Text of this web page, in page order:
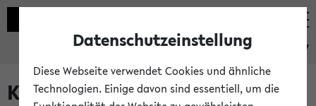
eKVV
Kombisuche im eKVV
Datenschutzeinstellung
Diese Webseite verwendet Cookies und ähnliche
Technologien. Einige davon sind essentiell, um die